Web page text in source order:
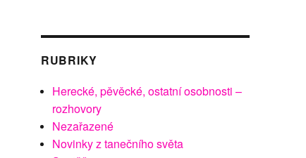
RUBRIKY
Herecké, pěvěcké, ostatní osobnosti –
rozhovory
Nezařazené
Novinky z tanečního světa